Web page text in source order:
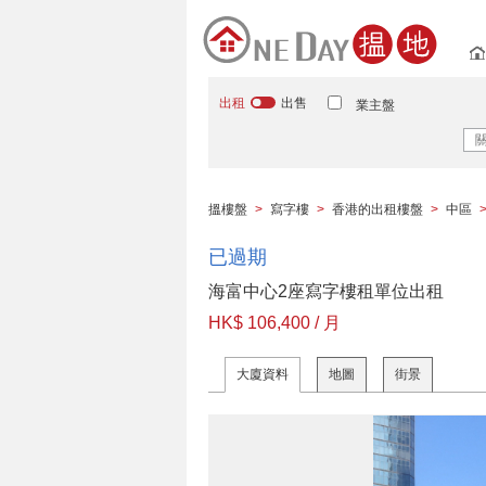
出租 出售 業主盤
搵樓盤 > 寫字樓 > 香港的出租樓盤 > 中區 >
已過期
海富中心2座寫字樓租單位出租
HK$ 106,400 / 月
大廈資料 地圖 街景